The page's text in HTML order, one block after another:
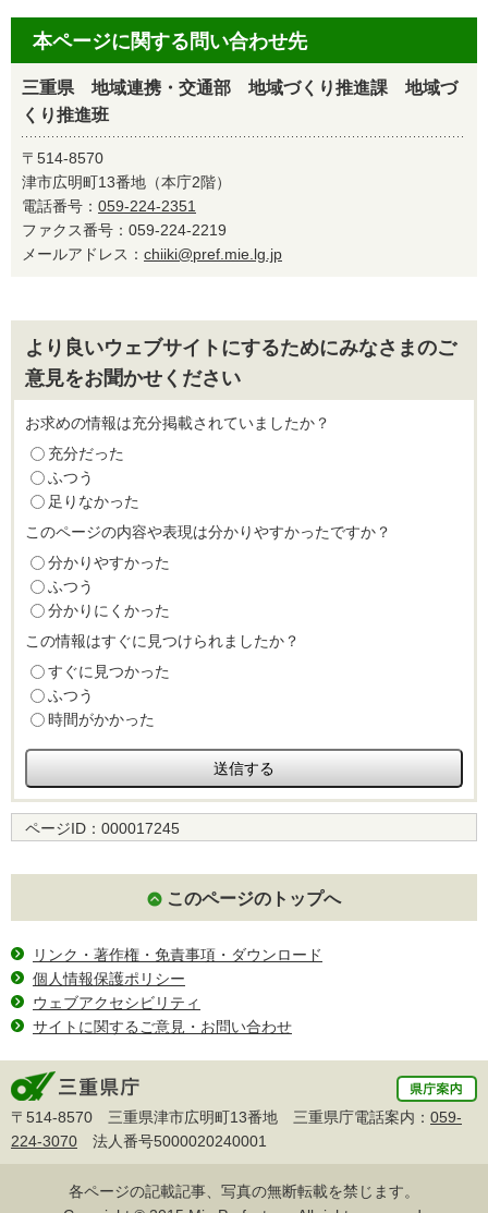
本ページに関する問い合わせ先
三重県 地域連携・交通部 地域づくり推進課 地域づ
くり推進班
〒514-8570
津市広明町13番地（本庁2階）
電話番号： 059-224-2351
ファクス番号：059-224-2219
メールアドレス： chiiki@pref.mie.lg.jp
より良いウェブサイトにするためにみなさまのご
意見をお聞かせください
お求めの情報は充分掲載されていましたか？
充分だった
ふつう
足りなかった
このページの内容や表現は分かりやすかったですか？
分かりやすかった
ふつう
分かりにくかった
この情報はすぐに見つけられましたか？
すぐに見つかった
ふつう
時間がかかった
ページID： 000017245
このページのトップへ
リンク・著作権・免責事項・ダウンロード
個人情報保護ポリシー
ウェブアクセシビリティ
サイトに関するご意見・お問い合わせ
〒514-8570 三重県津市広明町13番地 三重県庁電話案内： 059-
224-3070 法人番号5000020240001
各ページの記載記事、写真の無断転載を禁じます。